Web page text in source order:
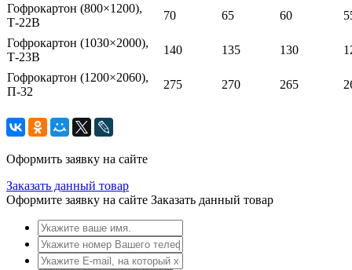
Гофрокартон (800×1200),
Т-22В
70 65 60
Гофрокартон (1030×2000),
Т-23В
140 135 130
Гофрокартон (1200×2060),
П-32
275 270 265
Оформить заявку на сайте
Заказать данный товар
Оформите заявку на сайте Заказать данный товар